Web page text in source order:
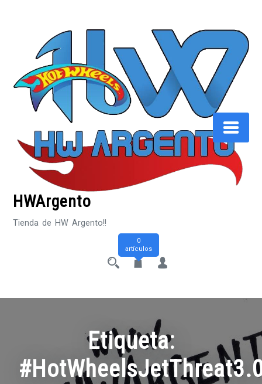
HWArgento
Tienda de HW Argento!!
0
artículos
Etiqueta: